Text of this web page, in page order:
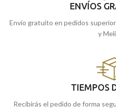
ENVÍOS
Envío gratuito en pedidos
y
TIEMPOS
Recibirás el pedido de forma